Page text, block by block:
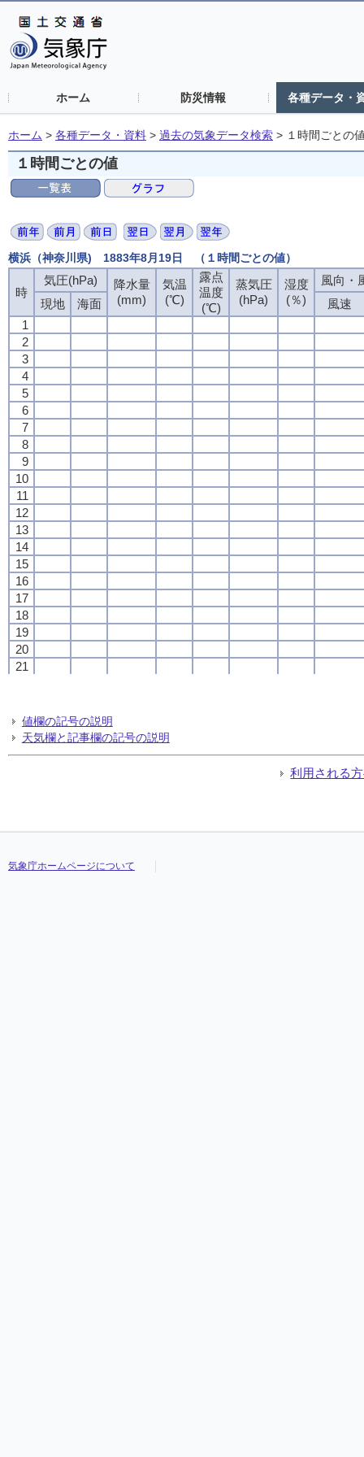
ホーム 防災情報 各種データ・
ホーム > 各種データ・資料 > 過去の気象データ検索 > １時間ごとの
１時間ごとの値
横浜（神奈川県) 1883年8月19日 （１時間ごとの値）
時
気圧(hPa)
降水量
(mm)
気温
(℃)
露点
温度
(℃)
蒸気圧
(hPa)
湿度
(％)
風向・
現地
海面
風速
1
2
3
4
5
6
7
8
9
10
11
12
13
14
15
16
17
18
19
20
21
24
時
気圧(hPa)
降水量
(mm)
気温
(℃)
露点
温度
(℃)
蒸気圧
(hPa)
湿度
(％)
風向・
現地
海面
風速
1
2
3
4
5
6
7
8
9
10
11
12
13
14
15
16
17
18
19
20
21
24
時
気圧(hPa)
降水量
(mm)
気温
(℃)
露点
温度
(℃)
蒸気圧
(hPa)
湿度
(％)
風向・
現地
海面
風速
1
2
3
4
5
6
7
8
9
10
11
12
13
14
15
16
17
18
19
20
21
24
時
気圧(hPa)
降水量
(mm)
気温
(℃)
露点
温度
(℃)
蒸気圧
(hPa)
湿度
(％)
風向・
現地
海面
風速
1
2
3
4
5
6
7
8
9
10
11
12
13
14
15
16
17
18
19
20
21
24
値欄の記号の説明
天気欄と記事欄の記号の説明
利用される
気象庁ホームページについて